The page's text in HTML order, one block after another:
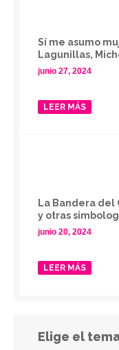
Sí me asumo
Lagunillas,
junio 27, 2024
LEER MÁS
La Bandera del
y otras
junio 20, 2024
LEER MÁS
Elige el